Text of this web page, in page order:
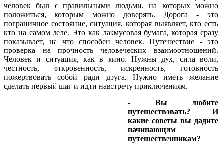
человек был с правильными людьми, на которых можно
положиться, которым можно доверять. Дорога - это
пограничное состояние, ситуация, которая выявляет, кто есть
кто на самом деле. Это как лакмусовая бумага, которая сразу
показывает, на что способен человек. Путешествие - это
проверка на прочность человеческих взаимоотношений.
Человек и ситуация, как в кино. Нужны дух, сила воли,
честность, откровенность, искренность, готовность
пожертвовать собой ради друга. Нужно иметь желание
сделать первый шаг и идти навстречу приключениям.
- Вы любите
путешествовать? И
какие советы вы дадите
начинающим
путешественникам?